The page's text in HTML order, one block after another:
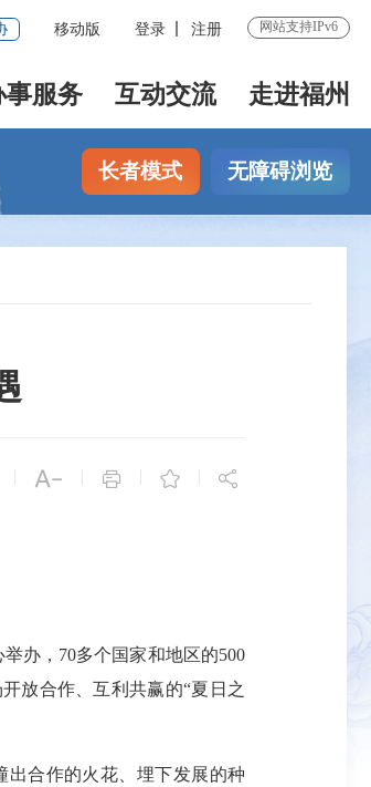
移动版 登录 注册 网站支持IPv6
事服务 互动交流 走进福州
长者模式 无障碍浏览
|  |  |  | 
办，70多个国家和地区的500
放合作、互利共赢的“夏日之
合作的火花、埋下发展的种